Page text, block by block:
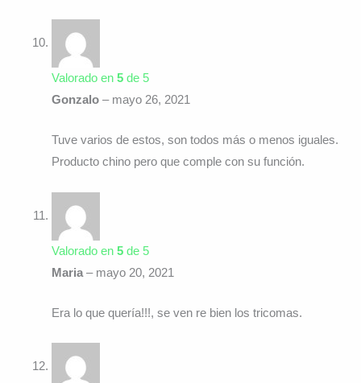
Valorado en 5de 5
Gonzalo – mayo 26, 2021
Tuve varios de estos, son todos más o menos iguales.
Producto chino pero que comple con su función.
Valorado en 5de 5
Maria – mayo 20, 2021
Era lo que quería!!!, se ven re bien los tricomas.